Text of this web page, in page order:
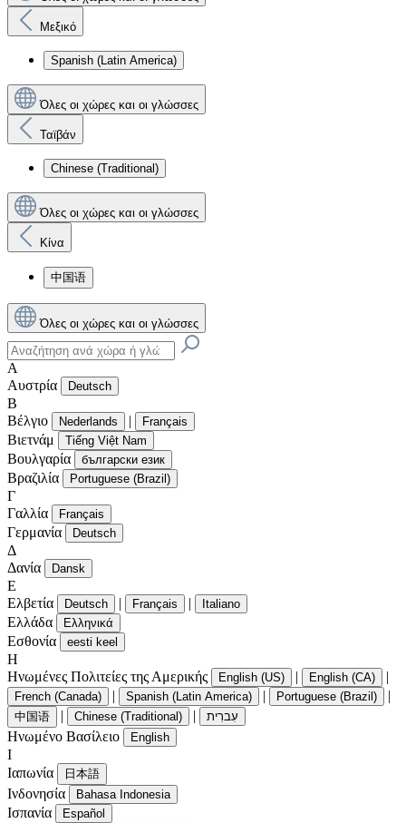
Μεξικό
Spanish (Latin America)
Όλες οι χώρες και οι γλώσσες
Ταϊβάν
Chinese (Traditional)
Όλες οι χώρες και οι γλώσσες
Κίνα
中国语
Όλες οι χώρες και οι γλώσσες
Α
Αυστρία
Deutsch
Β
Βέλγιο
Nederlands | Français
Βιετνάμ Tiếng Việt Nam
Βουλγαρία български език
Βραζιλία Portuguese (Brazil)
Γ
Γαλλία
Français
Γερμανία Deutsch
Δ
Δανία
Dansk
Ε
Ελβετία
Deutsch | Français | Italiano
Ελλάδα Ελληνικά
Εσθονία eesti keel
Η
Ηνωμένες Πολιτείες της Αμερικής
English (US) | English (CA) |
French (Canada) | Spanish (Latin America) | Portuguese (Brazil) |
中国语 | Chinese (Traditional) | עִברִית
Ηνωμένο Βασίλειο English
Ι
Ιαπωνία
日本語
Ινδονησία Bahasa Indonesia
Ισπανία Español